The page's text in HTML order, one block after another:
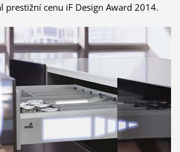
prestižní cenu iF Design Award 2014.